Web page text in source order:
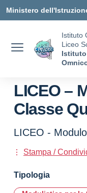
Ministero
Istituto
Liceo
Istituto
LICEO –
Classe
LICEO -
Stampa /
Tipologia